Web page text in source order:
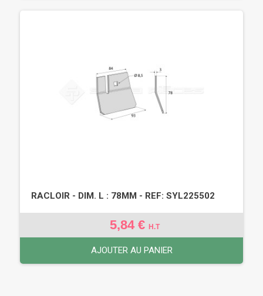
RACLOIR - DIM. L : 78MM - REF: SYL225502
5,84 € H.T
AJOUTER AU PANIER